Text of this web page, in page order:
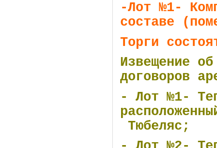
-Лот №1-
составе
Торги
Извещение
договоров
- Лот №1-
Тюбеляс;